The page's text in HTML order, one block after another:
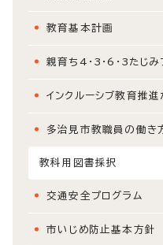
教育基本計画
親育ち4・3・6・3たじみ
インクルーシブ教育推進
多治見市教職員の働き
教科用図書採択
交通安全プログラム
市いじめ防止基本方針